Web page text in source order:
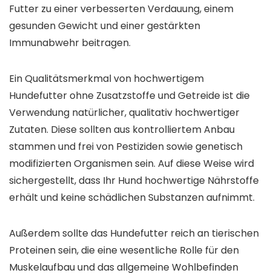
Futter zu einer verbesserten Verdauung, einem
gesunden Gewicht und einer gestärkten
Immunabwehr beitragen.
Ein Qualitätsmerkmal von hochwertigem
Hundefutter ohne Zusatzstoffe und Getreide ist die
Verwendung natürlicher, qualitativ hochwertiger
Zutaten. Diese sollten aus kontrolliertem Anbau
stammen und frei von Pestiziden sowie genetisch
modifizierten Organismen sein. Auf diese Weise wird
sichergestellt, dass Ihr Hund hochwertige Nährstoffe
erhält und keine schädlichen Substanzen aufnimmt.
Außerdem sollte das Hundefutter reich an tierischen
Proteinen sein, die eine wesentliche Rolle für den
Muskelaufbau und das allgemeine Wohlbefinden